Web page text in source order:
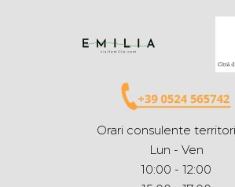
Orari consulente
Lun - Ven
10:00 - 12:00